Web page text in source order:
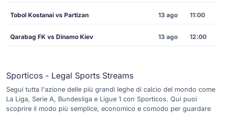
Tobol Kostanai vs Partizan 13 ago 11:00
Qarabag FK vs Dinamo Kiev 13 ago 12:00
Sporticos - Legal Sports Streams
Segui tutta l'azione delle più grandi leghe di calcio del mondo come
La Liga, Serie A, Bundesliga e Ligue 1 con Sporticos. Qui puoi
scoprire il modo più semplice, economico e comodo per guardare